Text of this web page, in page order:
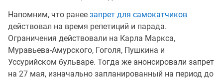
Напомним, что ранее запрет для самокатчиков
действовал на время репетиций и парада.
Ограничения действовали на Карла Маркса,
Муравьева-Амурского, Гоголя, Пушкина и
Уссурийском бульваре. Тогда же анонсировали запрет
на 27 мая, изначально запланированный на период до